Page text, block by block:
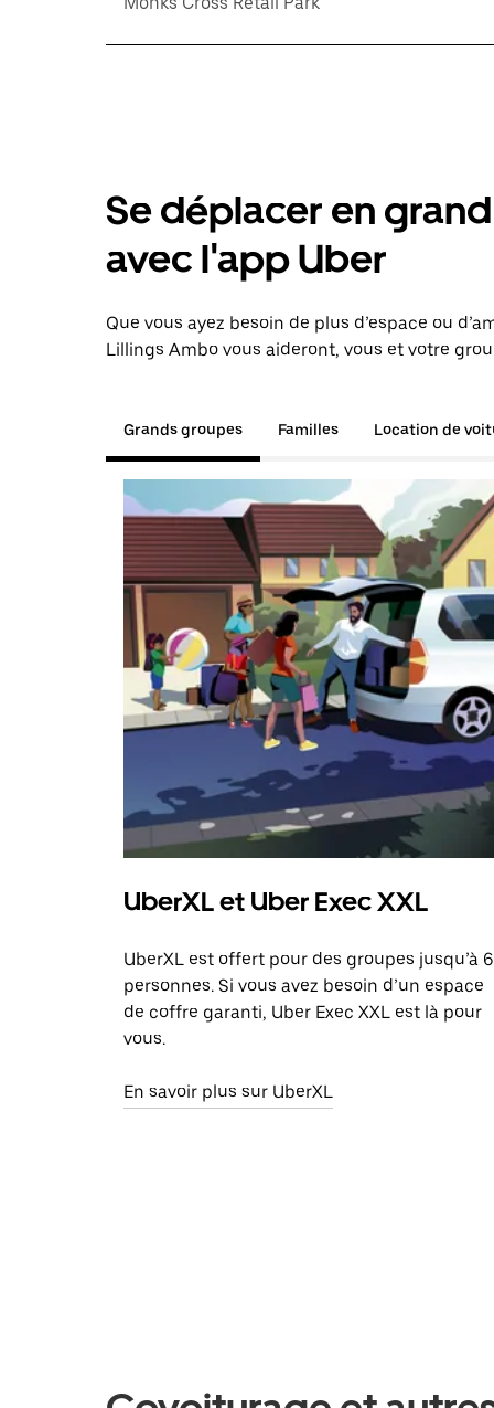
Se déplacer en
avec l'app Uber
Que vous ayez besoin de plus d’espace ou
Lillings Ambo vous aideront, vous et votre
Grands groupes Familles Location de
UberXL et Uber Exec XXL
UberXL est offert pour des groupes jusqu’à 6
personnes. Si vous avez besoin d’un espace
de coffre garanti, Uber Exec XXL est là pour
vous.
En savoir plus sur UberXL